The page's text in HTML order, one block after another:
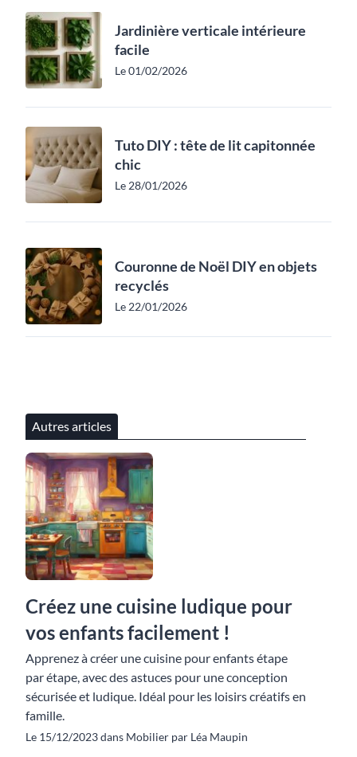
Jardinière verticale intérieure
facile
Le 01/02/2026
Tuto DIY : tête de lit capitonnée
chic
Le 28/01/2026
Couronne de Noël DIY en objets
recyclés
Le 22/01/2026
Autres articles
Créez une cuisine ludique pour
vos enfants facilement !
Apprenez à créer une cuisine pour enfants étape
par étape, avec des astuces pour une conception
sécurisée et ludique. Idéal pour les loisirs créatifs en
famille.
Le 15/12/2023 dans Mobilier par Léa Maupin